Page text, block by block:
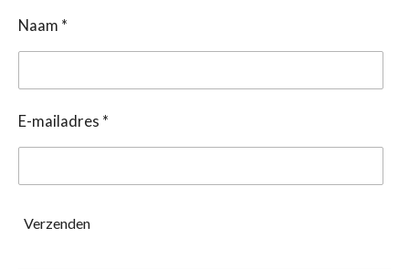
Naam *
E-mailadres *
Verzenden